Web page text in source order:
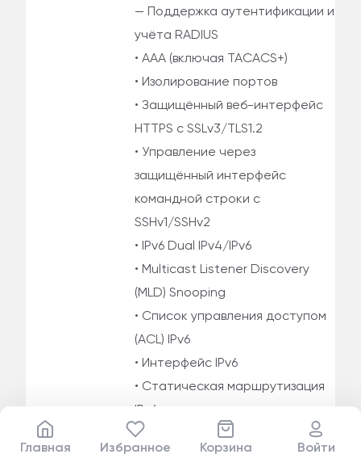
— Поддержка аутентификации и
учёта RADIUS
• AAA (включая TACACS+)
• Изолирование портов
• Защищённый веб-интерфейс
HTTPS с SSLv3/TLS1.2
• Управление через
защищённый интерфейс
командной строки с
SSHv1/SSHv2
• IPv6 Dual IPv4/IPv6
• Multicast Listener Discovery
(MLD) Snooping
• Список управления доступом
(ACL) IPv6
• Интерфейс IPv6
• Статическая маршрутизация
IPv6
• Обнаружение соседей IPv6
• Обнаружение пути
Главная Избранное Корзина Войти